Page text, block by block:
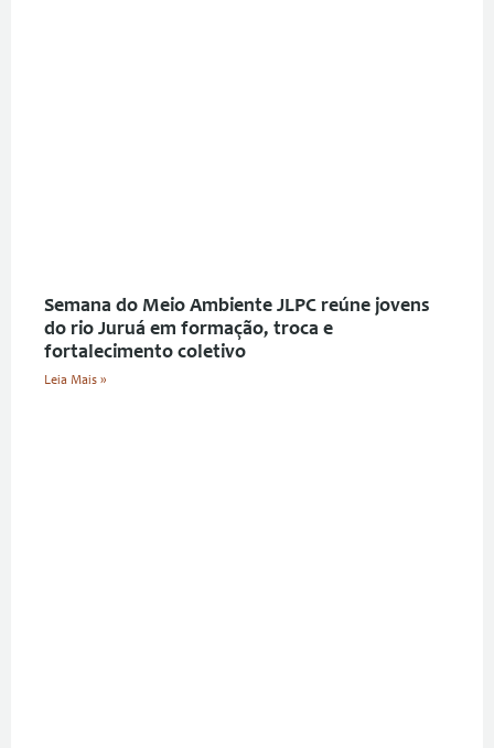
Semana do Meio Ambiente JLPC reúne jovens
do rio Juruá em formação, troca e
fortalecimento coletivo
Leia Mais »